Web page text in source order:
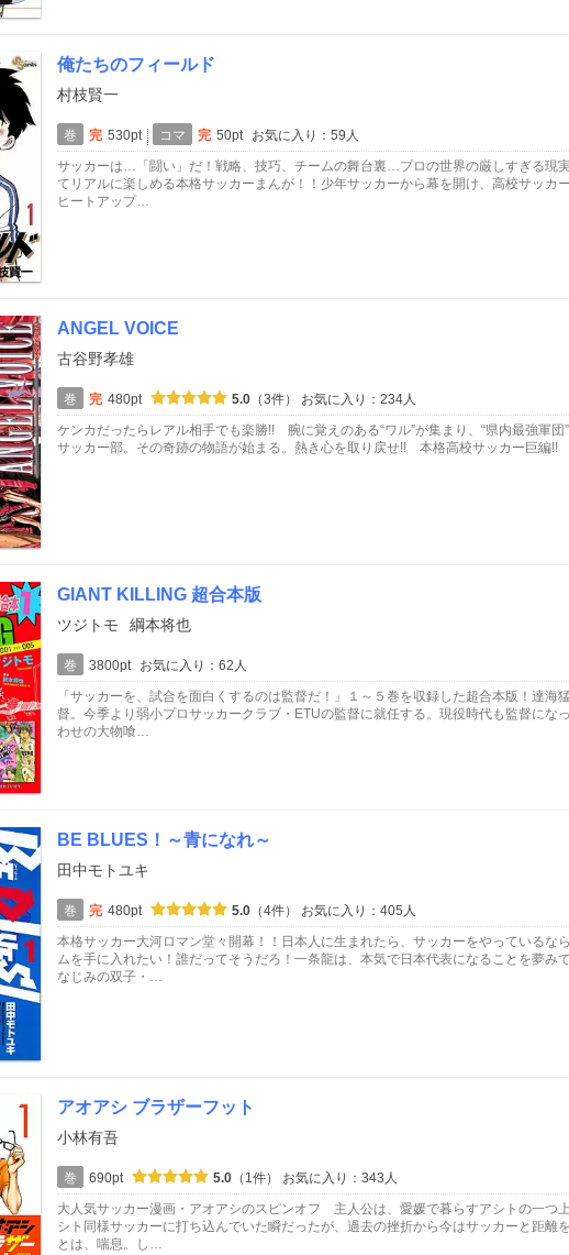
俺たちのフィールド
村枝賢一
巻 完 530pt コマ 完 50pt
お気に入り：59人
サッカーは…「闘い」だ！戦略、技巧、チームの舞台裏…プロの世界の厳しすぎる現
てリアルに楽しめる本格サッカーまんが！！少年サッカーから幕を開け、高校サッカ
ヒートアップ…
ANGEL VOICE
古谷野孝雄
巻 完 480pt 5.0 （3件）
お気に入り：234人
ケンカだったらレアル相手でも楽勝!! 腕に覚えのある“ワル”が集まり、“県内最強軍団
サッカー部。その奇跡の物語が始まる。熱き心を取り戻せ!! 本格高校サッカー巨編!!
GIANT KILLING 超合本版
ツジトモ
綱本将也
巻 3800pt
お気に入り：62人
「サッカーを、試合を面白くするのは監督だ！」１～５巻を収録した超合本版！達海
督。今季より弱小プロサッカークラブ・ETUの監督に就任する。現役時代も監督にな
わせの大物喰…
BE BLUES！～青になれ～
田中モトユキ
巻 完 480pt 5.0 （4件）
お気に入り：405人
本格サッカー大河ロマン堂々開幕！！日本人に生まれたら、サッカーをやっているな
ムを手に入れたい！誰だってそうだろ！一条龍は、本気で日本代表になることを夢み
なじみの双子・…
アオアシ ブラザーフット
小林有吾
巻 690pt 5.0 （1件）
お気に入り：343人
大人気サッカー漫画・アオアシのスピンオフ 主人公は、愛媛で暮らすアシトの一つ
シト同様サッカーに打ち込んでいた瞬だったが、過去の挫折から今はサッカーと距
とは、喘息。し…